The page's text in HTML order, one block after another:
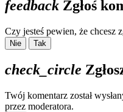
feedback Zgłoś
Czy jesteś pewien, że chcesz
Nie Tak
check_circle
Twój komentarz został
przez moderatora.